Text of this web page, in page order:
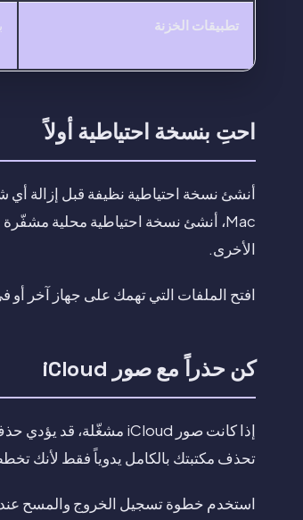
تطبيقات الخزنة
احتِ بنسخة احتياطية أولاً
الأخرى.
افتح الملفات التي تهمك على جهاز آخر أو
كن حذراً مع صور iCloud
تحذف مكتبتك بالكامل يدوياً فقط لأنك